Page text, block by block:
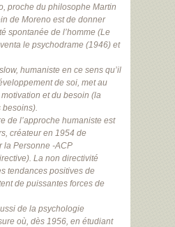
proche du philosophe Martin
de Moreno est de donner
spontanée de l’homme (Le
le psychodrame (1946) et
humaniste en ce sens qu’il
de soi, met au
et du besoin (la
besoins).
de l’approche humaniste est
créateur en 1954 de
la Personne -ACP
La non directivité
tendances positives de
de puissantes forces de
de la psychologie
où, dès 1956, en étudiant